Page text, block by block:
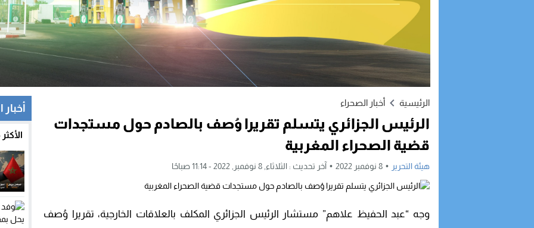
الرئيسية أخبار الصحراء
الرئيس الجزائري يتسلم تقريرا وُصف بالصادم حول مستجدات
قضية الصحراء المغربية
هيئة التحرير 8 نوفمبر 2022 آخر تحديث : الثلاثاء, 8 نوفمبر, 2022 - 11:14 صباحًا
وجه “عبد الحفيظ علاهم” مستشار الرئيس الجزائري المكلف بالعلاقات الخارجية، تقريرا وُصف
أخبار